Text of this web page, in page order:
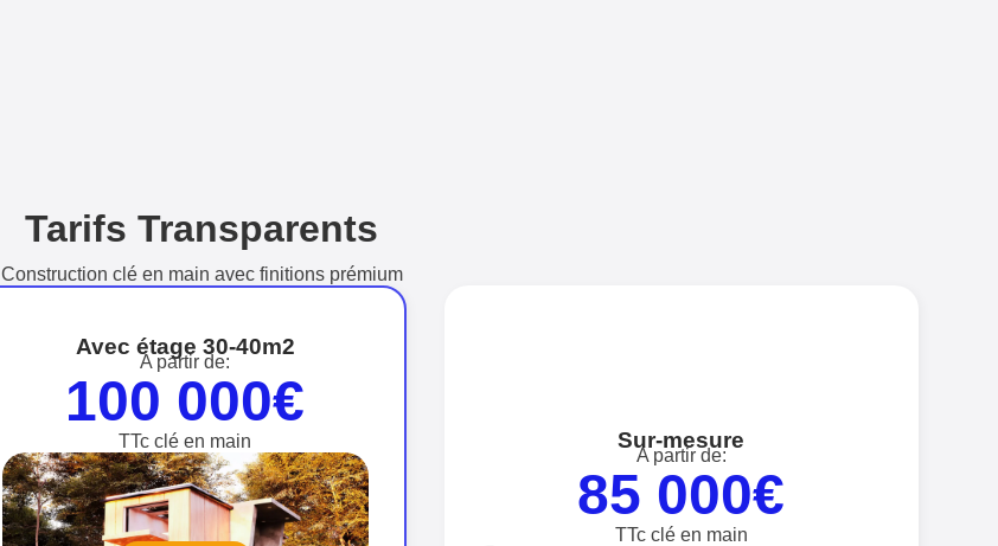
Tarifs Transparents
Construction clé en main avec finitions prémium
Avec étage 30-40m2
A partir de:
100 000€
TTc clé en main Sur-mesure
A partir de:
85 000€
TTc clé en main